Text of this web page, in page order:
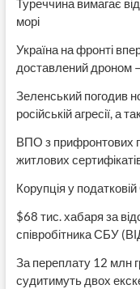
Туреччина вимагає
морі
Україна на фронті
доставлений дроном
Зеленський погодив
російській агресії,
ВПО з прифронтових
житлових
Корупція у
$68 тис. хабаря за
співробітника СБУ
За переплату 12 млн
судитимуть двох